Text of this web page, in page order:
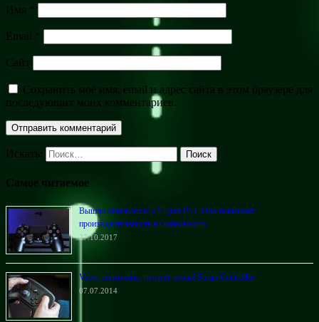
Имя
Email
Сайт
Сохранить моё имя, email и адрес сайта в этом браузере для
последующих моих комментариев.
Искать: Поиск
Самое читаемое
Вышло обновление 5.53 для PS4. Оно повышает
производительность и стабильность
27.10.2017
Valve, возможно, тизерит новый Steam Controller
07.07.2014